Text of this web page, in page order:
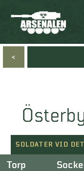
<
SOLDATER VID
Torp